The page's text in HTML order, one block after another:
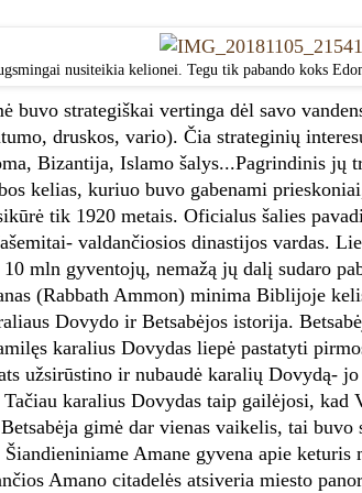
nusiteikia kelionei. Tegu tik pabando koks
buvo strategiškai vertinga dėl savo
druskos, vario). Čia strateginių
Bizantija, Islamo šalys...Pagrindinis jų
kelias, kuriuo buvo gabenami
tik 1920 metais. Oficialus šalies
valdančiosios dinastijos vardas.
10 mln gyventojų, nemažą jų dalį sudaro
(Rabbath Ammon) minima Biblijoje
Dovydo ir Betsabėjos istorija.
karalius Dovydas liepė pastatyti
užsirūstino ir nubaudė karalių Dovydą-
Tačiau karalius Dovydas taip gailėjosi, kad
gimė dar vienas vaikelis, tai buvo
Šiandieniniame Amane gyvena apie
Amano citadelės atsiveria miesto